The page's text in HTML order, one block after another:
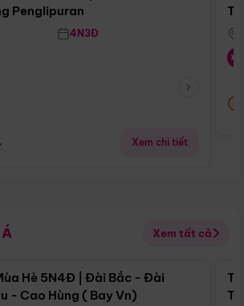
Penglipuran
4N3Đ
Xem chi tiết
Xem tất cả
Điểm nổi bật
Hè 5N4Đ | Đài Bắc - Đài
- Cao Hùng ( Bay Vn)